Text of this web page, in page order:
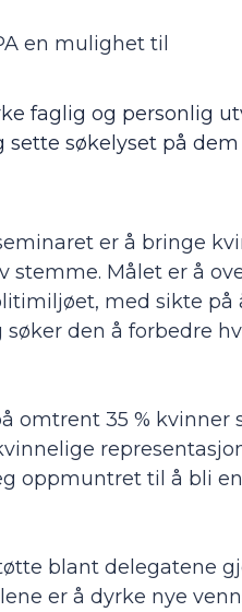
en mulighet til
faglig og personlig
søkelyset på
er å bringe
stemme. Målet er å
med sikte
den å forbedre
omtrent 35 %
oppmuntret til å bli
blant delegatene
er å dyrke nye